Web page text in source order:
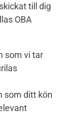
till dig
OBA
som vi tar
som ditt kön